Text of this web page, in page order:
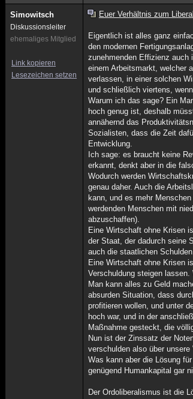
Simowitsch
Diskussionsleiter
ehemaliges Mitglied
Link kopieren
Lesezeichen setzen
Euer Verhältnis zum
Eigentlich ist alles ganz
den modernen
zunehmenden Effizienz auch
einem Arbeitsmarkt, welcher
verlassen, in einer solchen
und schließlich viertens,
Warum ich das sage? Ein
hoch genug ist, deshalb
annähernd das
Sozialisten, dass die Zeit
Entwicklung.
Ich sage: es braucht keine
erkannt, denkt aber in die
Wodurch werden
genau daher. Auch die
kann, und es mehr
werdenden Menschen mit
abzuschaffen).
Eine Wirtschaft ohne Krisen
der Staat, der dadurch seine
auch die staatlichen
Eine Wirtschaft ohne Krisen
Verschuldung steigen
Man kann alles zu Geld
absurden Situation, dass
profitieren wollen, und unter
hoch war, und in der
Maßnahme gesteckt, die
Nun ist der Zinssatz der
verschulden also über
Was kann aber die Lösung
genügend Humankapital gar
Der Ordoliberalismus ist die